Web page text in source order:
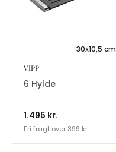
30x10,5 cm
VIPP
6 Hylde
1.495 kr.
Fri fragt over 399 kr